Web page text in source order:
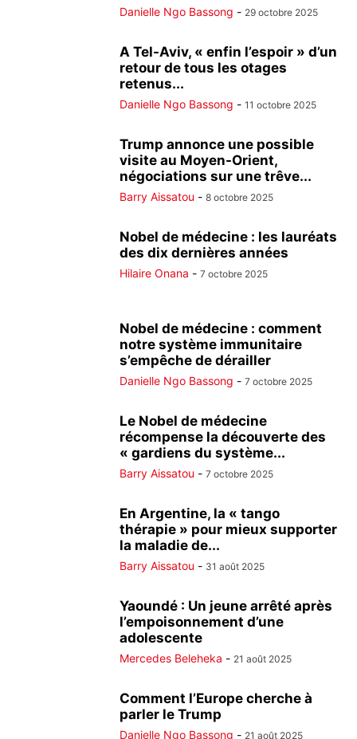
Danielle Ngo Bassong - 29 octobre 2025
A Tel-Aviv, « enfin l’espoir » d’un
retour de tous les otages
retenus...
Danielle Ngo Bassong - 11 octobre 2025
Trump annonce une possible
visite au Moyen-Orient,
négociations sur une trêve...
Barry Aissatou - 8 octobre 2025
Nobel de médecine : les lauréats
des dix dernières années
Hilaire Onana - 7 octobre 2025
Nobel de médecine : comment
notre système immunitaire
s’empêche de dérailler
Danielle Ngo Bassong - 7 octobre 2025
Le Nobel de médecine
récompense la découverte des
« gardiens du système...
Barry Aissatou - 7 octobre 2025
En Argentine, la « tango
thérapie » pour mieux supporter
la maladie de...
Barry Aissatou - 31 août 2025
Yaoundé : Un jeune arrêté après
l’empoisonnement d’une
adolescente
Mercedes Beleheka - 21 août 2025
Comment l’Europe cherche à
parler le Trump
Danielle Ngo Bassong - 21 août 2025